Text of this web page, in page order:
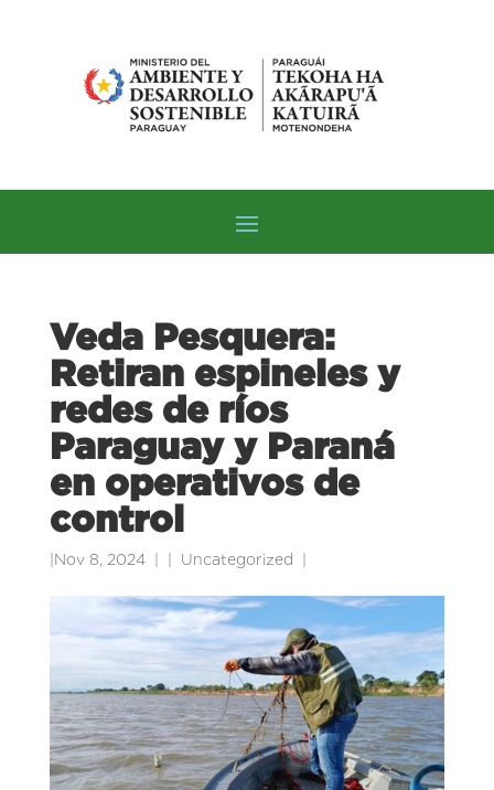
Veda Pesquera:
Retiran espineles y
redes de ríos
Paraguay y Paraná
en operativos de
control
Nov 8, 2024 Uncategorized